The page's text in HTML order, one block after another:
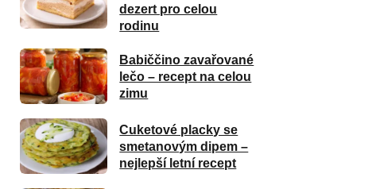
dezert pro celou
rodinu
Babiččino zavařované
lečo – recept na celou
zimu
Cuketové placky se
smetanovým dipem –
nejlepší letní recept